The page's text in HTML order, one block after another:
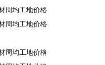
周均工地价格
周均工地价格
周均工地价格